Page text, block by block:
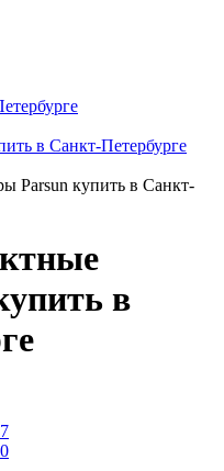
в Санкт-Петербурге
Parsun купить в Санкт-
в